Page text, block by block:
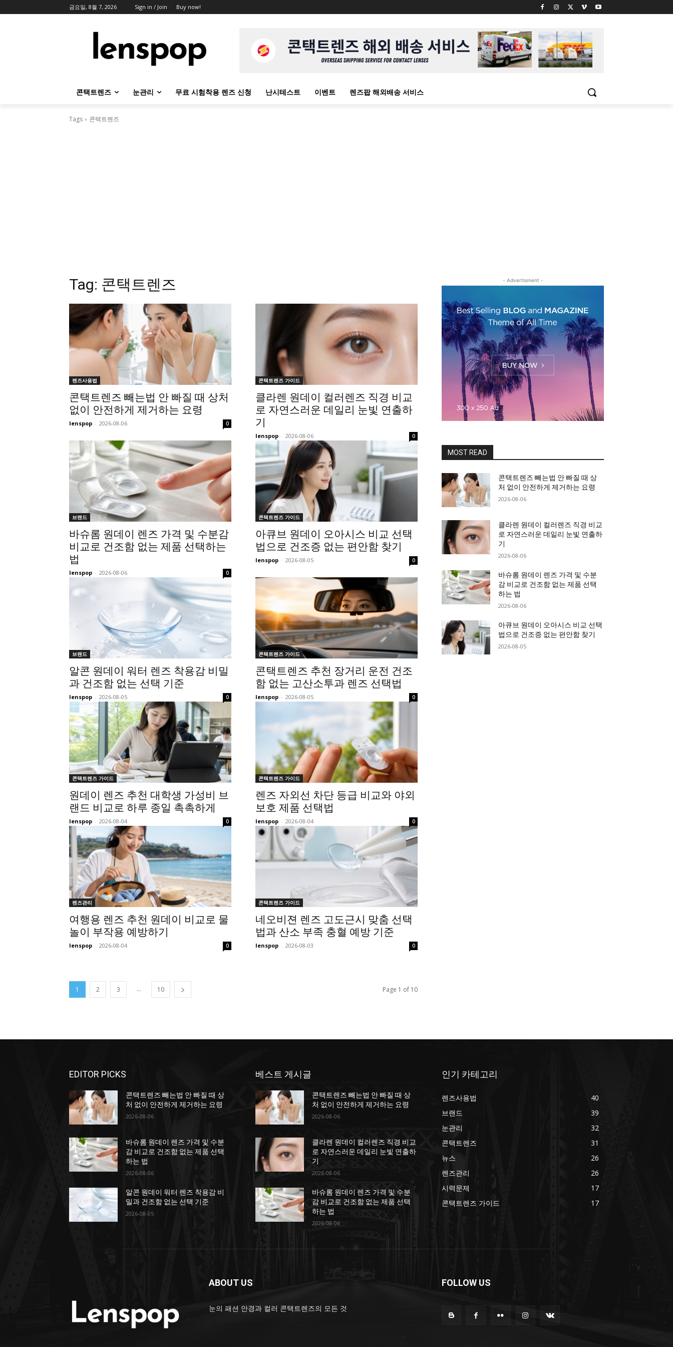
금요일, 8월 7, 2026 Sign in / Join Buy now!
콘택트렌즈 눈관리 무료 시험착용 렌즈 신청 난시테스트 이벤트 렌즈팝 해외배송 서비스
Tags 콘택트렌즈
Tag: 콘택트렌즈
렌즈사용법
콘택트렌즈 빼는법 안 빠질 때 상처
없이 안전하게 제거하는 요령
lenspop - 2026-08-06 0
콘택트렌즈 가이드
클라렌 원데이 컬러렌즈 직경 비교
로 자연스러운 데일리 눈빛 연출하
기
lenspop - 2026-08-06 0
브랜드
바슈롬 원데이 렌즈 가격 및 수분감
비교로 건조함 없는 제품 선택하는
법
lenspop - 2026-08-06 0
콘택트렌즈 가이드
아큐브 원데이 오아시스 비교 선택
법으로 건조증 없는 편안함 찾기
lenspop - 2026-08-05 0
브랜드
알콘 원데이 워터 렌즈 착용감 비밀
과 건조함 없는 선택 기준
lenspop - 2026-08-05 0
콘택트렌즈 가이드
콘택트렌즈 추천 장거리 운전 건조
함 없는 고산소투과 렌즈 선택법
lenspop - 2026-08-05 0
콘택트렌즈 가이드
원데이 렌즈 추천 대학생 가성비 브
랜드 비교로 하루 종일 촉촉하게
lenspop - 2026-08-04 0
콘택트렌즈 가이드
렌즈 자외선 차단 등급 비교와 야외
보호 제품 선택법
lenspop - 2026-08-04 0
렌즈관리
여행용 렌즈 추천 원데이 비교로 물
놀이 부작용 예방하기
lenspop - 2026-08-04 0
콘택트렌즈 가이드
네오비젼 렌즈 고도근시 맞춤 선택
법과 산소 부족 충혈 예방 기준
lenspop - 2026-08-03 0
1 2 3 ... 10 Page 1 of 10
- Advertisment -
MOST READ
콘택트렌즈 빼는법 안 빠질 때 상
처 없이 안전하게 제거하는 요령
2026-08-06
클라렌 원데이 컬러렌즈 직경 비교
로 자연스러운 데일리 눈빛 연출하
기
2026-08-06
바슈롬 원데이 렌즈 가격 및 수분
감 비교로 건조함 없는 제품 선택
하는 법
2026-08-06
아큐브 원데이 오아시스 비교 선택
법으로 건조증 없는 편안함 찾기
2026-08-05
EDITOR PICKS
콘택트렌즈 빼는법 안 빠질 때 상
처 없이 안전하게 제거하는 요령
2026-08-06
바슈롬 원데이 렌즈 가격 및 수분
감 비교로 건조함 없는 제품 선택
하는 법
2026-08-06
알콘 원데이 워터 렌즈 착용감 비
밀과 건조함 없는 선택 기준
2026-08-05
베스트 게시글
콘택트렌즈 빼는법 안 빠질 때 상
처 없이 안전하게 제거하는 요령
2026-08-06
클라렌 원데이 컬러렌즈 직경 비교
로 자연스러운 데일리 눈빛 연출하
기
2026-08-06
바슈롬 원데이 렌즈 가격 및 수분
감 비교로 건조함 없는 제품 선택
하는 법
2026-08-06
인기 카테고리
렌즈사용법
40
브랜드
39
눈관리
32
콘택트렌즈
31
뉴스
26
렌즈관리
26
시력문제
17
콘택트렌즈 가이드
17
ABOUT US
눈의 패션 안경과 컬러 콘택트렌즈의 모든 것
FOLLOW US